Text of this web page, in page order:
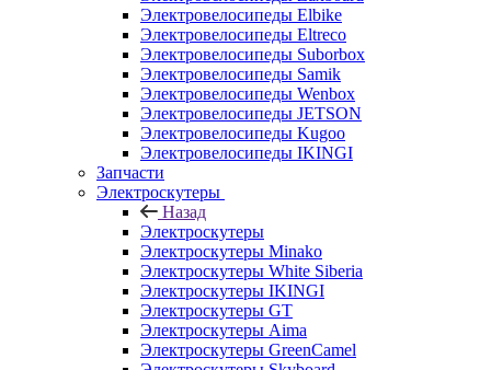
Электровелосипеды Elbike
Электровелосипеды Eltreco
Электровелосипеды Suborbox
Электровелосипеды Samik
Электровелосипеды Wenbox
Электровелосипеды JETSON
Электровелосипеды Kugoo
Электровелосипеды IKINGI
Запчасти
Электроскутеры
Назад
Электроскутеры
Электроскутеры Minako
Электроскутеры White Siberia
Электроскутеры IKINGI
Электроскутеры GT
Электроскутеры Aima
Электроскутеры GreenCamel